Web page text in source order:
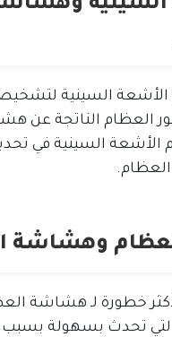
السينية
الأشعة السينية
العظام الناتجة عن
الأشعة السينية في
العظام.
وهشاشة
خطورة لـ هشاشة
تحدث بسهولة